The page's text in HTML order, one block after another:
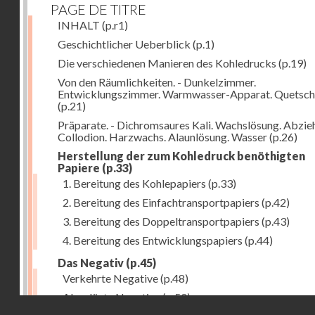
PAGE DE TITRE
INHALT (p.r1)
Geschichtlicher Ueberblick (p.1)
Die verschiedenen Manieren des Kohledrucks (p.19)
Von den Räumlichkeiten. - Dunkelzimmer.
Entwicklungszimmer. Warmwasser-Apparat.
(p.21)
Präparate. - Dichromsaures Kali. Wachslösung.
Collodion. Harzwachs. Alaunlösung. Wasser(p.26)
Herstellung der zum Kohledruck benöthigten
Papiere (p.33)
1. Bereitung des Kohlepapiers (p.33)
2. Bereitung des Einfachtransportpapiers (p.42)
3. Bereitung des Doppeltransportpapiers (p.43)
4. Bereitung des Entwicklungspapiers (p.44)
Das Negativ (p.45)
Verkehrte Negative(p.48)
Abgelöste Negative(p.50)